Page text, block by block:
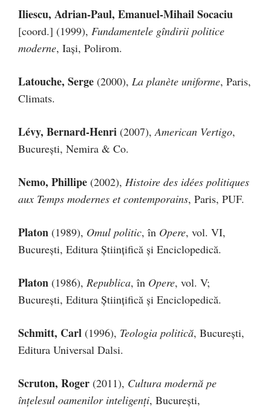
Iliescu, Adrian-Paul, Emanuel-MihailSocaciu
[coord.] (1999), Fundamentele gîndirii politice
moderne, Iaşi, Polirom.
Latouche, Serge (2000), La planète uniforme, Paris,
Climats.
Lévy, Bernard-Henri (2007),American Vertigo,
Bucureşti, Nemira & Co.
Nemo, Phillipe (2002), Histoire des idées politiques
aux Temps modernes et contemporains, Paris, PUF.
Platon (1989), Omul politic, în Opere, vol. VI,
Bucureşti, Editura Ştiinţifică şi Enciclopedică.
Platon (1986), Republica, în Opere, vol. V;
Bucureşti, Editura Ştiinţifică şi Enciclopedică.
Schmitt, Carl (1996), Teologia politică, Bucureşti,
Editura Universal Dalsi.
Scruton, Roger (2011), Cultura modernă pe
înţelesul oamenilor inteligenţi, Bucureşti,